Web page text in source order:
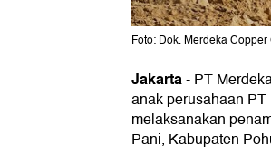
Foto: Dok. Merdeka Copper
Jakarta-PT
anak perusahaan
melaksanakan
Pani, Kabupaten